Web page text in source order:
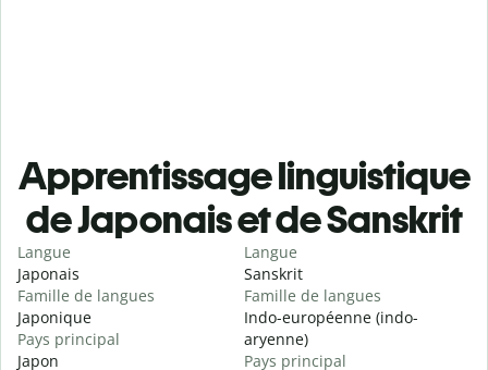
Apprentissage linguistique
de Japonais et de Sanskrit
Langue
Japonais
Famille de langues
Japonique
Pays principal
Japon
Langue
Sanskrit
Famille de langues
Indo-européenne (indo-
aryenne)
Pays principal